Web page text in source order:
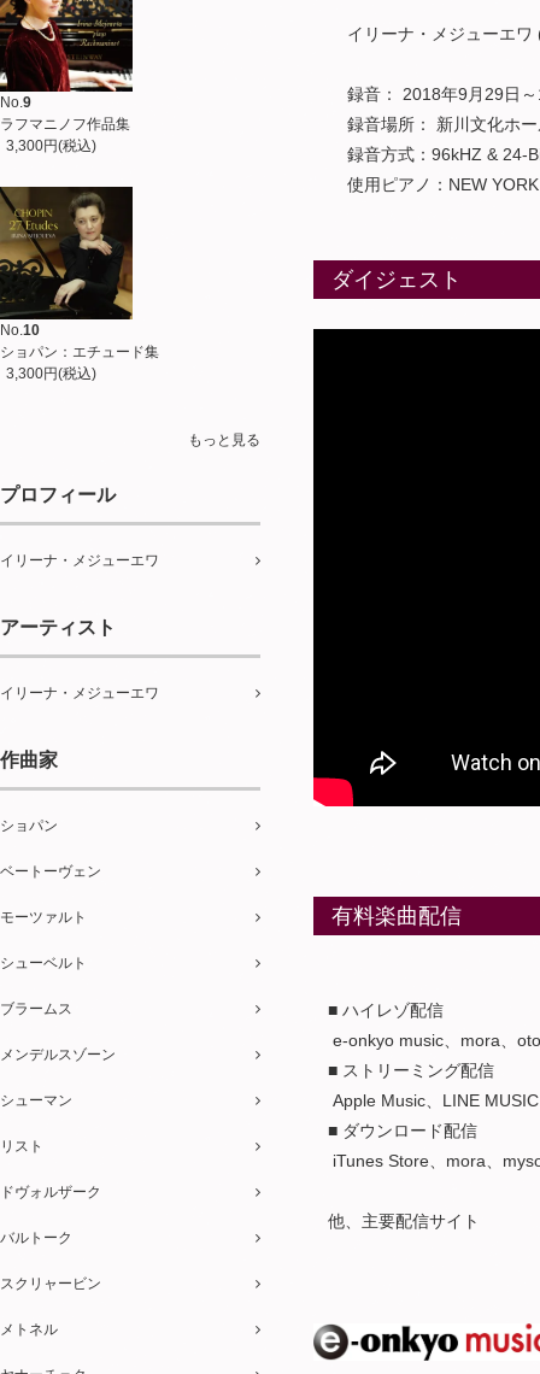
No.9
ラフマニノフ作品集
3,300円(税込)
No. 10
ショパン：エチュード集
3,300円(税込)
もっと見る
プロフィール
イリーナ・メジューエワ
アーティスト
イリーナ・メジューエワ
作曲家
ショパン
ベートーヴェン
モーツァルト
シューベルト
ブラームス
メンデルスゾーン
シューマン
リスト
ドヴォルザーク
バルトーク
スクリャービン
メトネル
イリーナ・メジューエワ
録音： 2018年9月29日～
録音場所： 新川文化ホー
録音方式：96kHZ & 24-
使用ピアノ：NEW YORK
ダイジェスト
有料楽曲配信
■ ハイレゾ配信
e-onkyo music、mora、
■ ストリーミング配信
Apple Music、LINE MUSIC
■ ダウンロード配信
iTunes Store、mora、
他、主要配信サイト